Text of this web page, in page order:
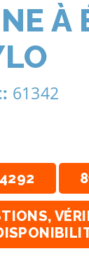
À
61342